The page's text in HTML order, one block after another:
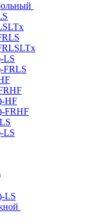
LS
HF
LS
LS